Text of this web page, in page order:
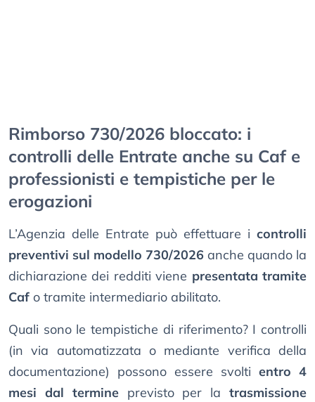
Rimborso 730/2026 bloccato: i
controlli delle Entrate anche su Caf e
professionisti e tempistiche per le
erogazioni
L’Agenzia delle Entrate può effettuare i controlli
preventivi sul modello 730/2026 anche quando la
dichiarazione dei redditi viene presentata tramite
Caf o tramite intermediario abilitato.
Quali sono le tempistiche di riferimento? I controlli
(in via automatizzata o mediante verifica della
documentazione) possono essere svolti entro 4
mesi dal termineprevisto per latrasmissione